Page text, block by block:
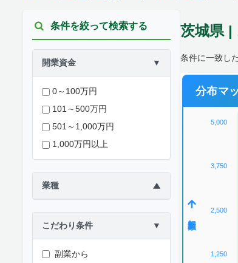
条件を絞って検索する
開業資金 ▼
0～100万円
101～500万円
501～1,000万円
1,000万円以上
業種 ▶
こだわり条件 ▼
副業から
茨城県 |
条件に一致し
分布マ
5,000
3,750
2,500
1,250